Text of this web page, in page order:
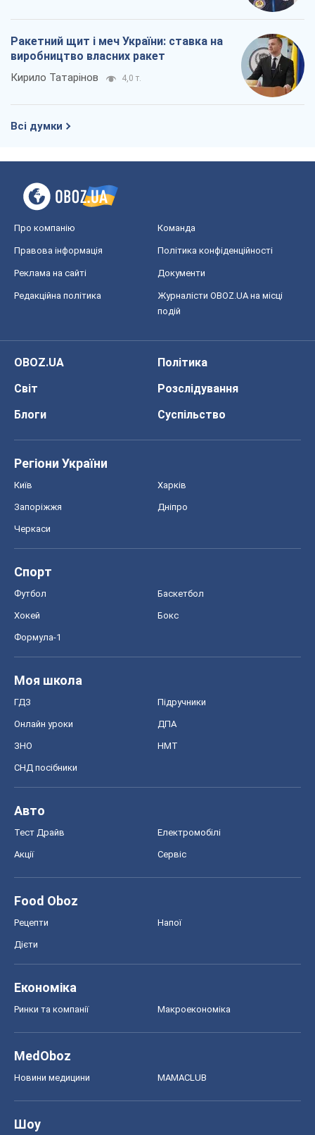
Ракетний щит і меч України: ставка на
виробництво власних ракет
Кирило Татарінов 4,0 т.
Всі думки
Про компанію Команда
Правова інформація Політика конфіденційності
Реклама на сайті Документи
Редакційна політика
Журналісти OBOZ.UA на місці
подій
OBOZ.UA
Політика
Світ
Розслідування
Блоги
Суспільство
Регіони України
Київ Харків
Запоріжжя Дніпро
Черкаси
Спорт
Футбол Баскетбол
Хокей Бокс
Формула-1
Моя школа
ГДЗ Підручники
Онлайн уроки ДПА
ЗНО НМТ
СНД посібники
Авто
Тест Драйв Електромобілі
Акції Сервіс
Food Oboz
Рецепти Напої
Дієти
Економіка
Ринки та компанії Макроекономіка
MedOboz
Новини медицини MAMACLUB
Шоу